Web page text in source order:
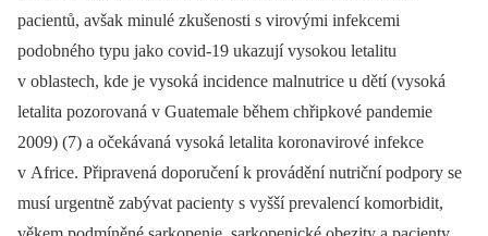
pacientů, avšak minulé zkušenosti s virovými infekcemi
podobného typu jako covid-19 ukazují vysokou letalitu
v oblastech, kde je vysoká incidence malnutrice u dětí (vysoká
letalita pozorovaná v Guatemale během chřipkové pandemie
2009) (7) a očekávaná vysoká letalita koronavirové infekce
v Africe. Připravená doporučení k provádění nutriční podpory se
musí urgentně zabývat pacienty s vyšší prevalencí komorbidit,